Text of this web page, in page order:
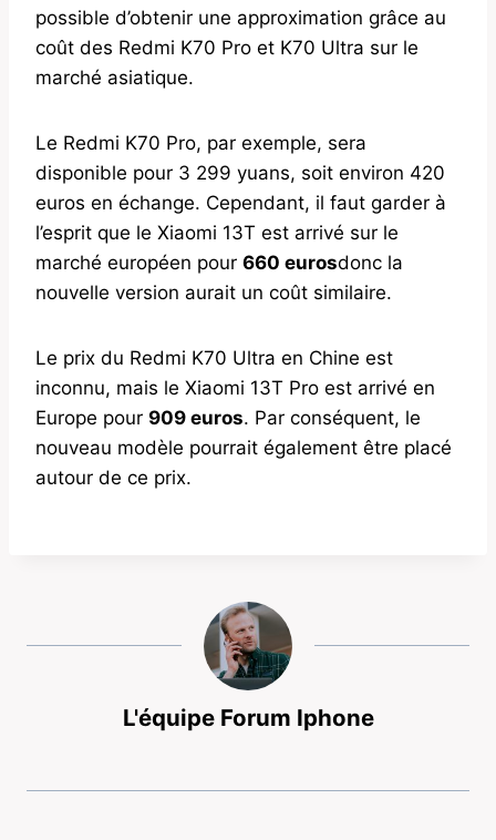
possible d’obtenir une approximation grâce au
coût des Redmi K70 Pro et K70 Ultra sur le
marché asiatique.
Le Redmi K70 Pro, par exemple, sera
disponible pour 3 299 yuans, soit environ 420
euros en échange. Cependant, il faut garder à
l’esprit que le Xiaomi 13T est arrivé sur le
marché européen pour 660 eurosdonc la
nouvelle version aurait un coût similaire.
Le prix du Redmi K70 Ultra en Chine est
inconnu, mais le Xiaomi 13T Pro est arrivé en
Europe pour 909 euros. Par conséquent, le
nouveau modèle pourrait également être placé
autour de ce prix.
L'équipe Forum Iphone